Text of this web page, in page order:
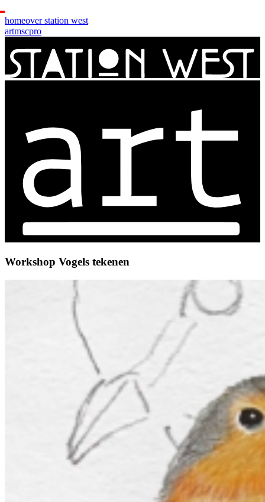
homeover station west
artmscpro
Workshop Vogels tekenen